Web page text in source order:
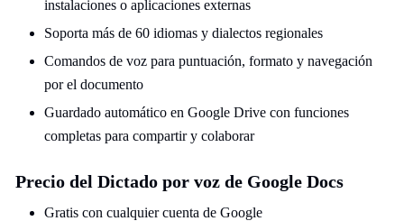
instalaciones o aplicaciones externas
Soporta más de 60 idiomas y dialectos regionales
Comandos de voz para puntuación, formato y navegación
por el documento
Guardado automático en Google Drive con funciones
completas para compartir y colaborar
Precio del Dictado por voz de Google Docs
Gratis con cualquier cuenta de Google